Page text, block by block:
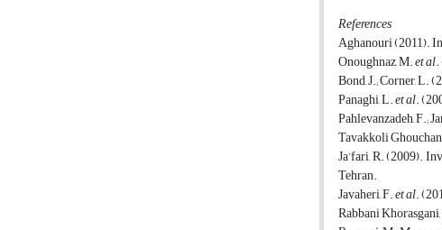
References
Aghanouri (2011).
Onoughnaz, M.et al.
Bond, J.; Corner, L.
Panaghi, L.et al.
Pahlevanzadeh, F.;
Tavakkoli
Ja’fari, R. (2009).
Tehran.
Javaheri, F.et al.
Rabbani